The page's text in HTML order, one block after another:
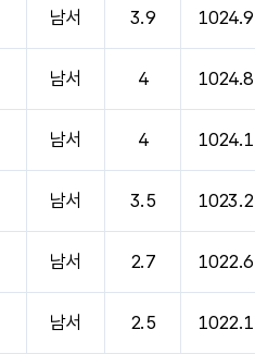
남서 3.9 1024.9
남서 4 1024.8
남서 4 1024.1
남서 3.5 1023.2
남서 2.7 1022.6
남서 2.5 1022.1